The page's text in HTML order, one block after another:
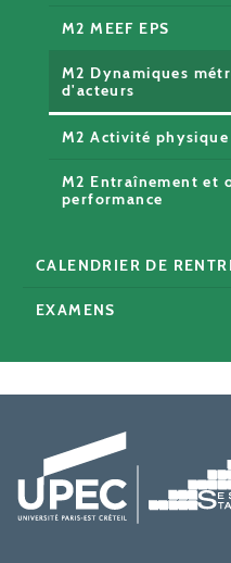
M2 MEEF EPS
M2 Dynamiques
d'acteurs
M2 Activité
M2 Entraînement et
performance
CALENDRIER DE
EXAMENS